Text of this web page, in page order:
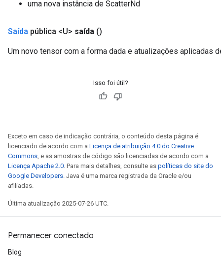
uma nova instância de ScatterNd
Saída pública <U> saída ()
Um novo tensor com a forma dada e atualizações aplicadas
Isso foi útil?
Exceto em caso de indicação contrária, o conteúdo desta página é
licenciado de acordo com a Licença de atribuição 4.0 do Creative
Commons, e as amostras de código são licenciadas de acordo com a
Licença Apache 2.0. Para mais detalhes, consulte as políticas do site do
Google Developers. Java é uma marca registrada da Oracle e/ou
afiliadas.
Última atualização 2025-07-26 UTC.
Permanecer conectado
Blog